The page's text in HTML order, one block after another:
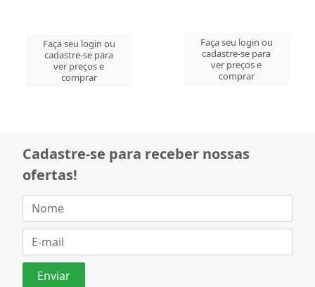
Faça seu login ou
cadastre-se para
ver preços e
comprar
Faça seu login ou
cadastre-se para
ver preços e
comprar
Cadastre-se para receber nossas
ofertas!